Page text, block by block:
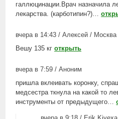
галлюцинации.Врач назначила
лекарства. (карботипин?)…
вчера в 14:43 / Алексей / Москва
Вешу 135 кг открыть
вчера в 7:59 / Аноним
пришла вклеивать коронку,
медсестра ткнула на какой то
инструменты от предыдущего…